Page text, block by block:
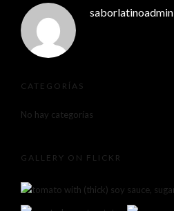
saborlatinoadmin
CATEGORÍAS
No hay categorías
GALLERY ON FLICKR